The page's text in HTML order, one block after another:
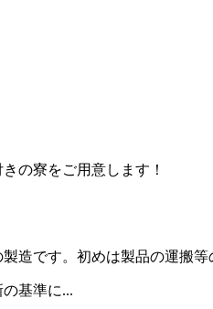
の寮をご用意します！
造です。初めは製品の運搬
基準に...